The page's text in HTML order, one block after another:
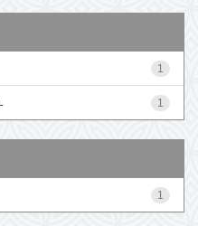
1
1
1